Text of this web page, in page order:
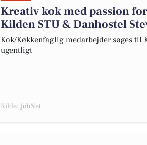
Kreativ kok med passion
Kilden STU & Danhostel
Kok/Køkkenfaglig medarbejder søges til
ugentligt
Kilde: JobNet